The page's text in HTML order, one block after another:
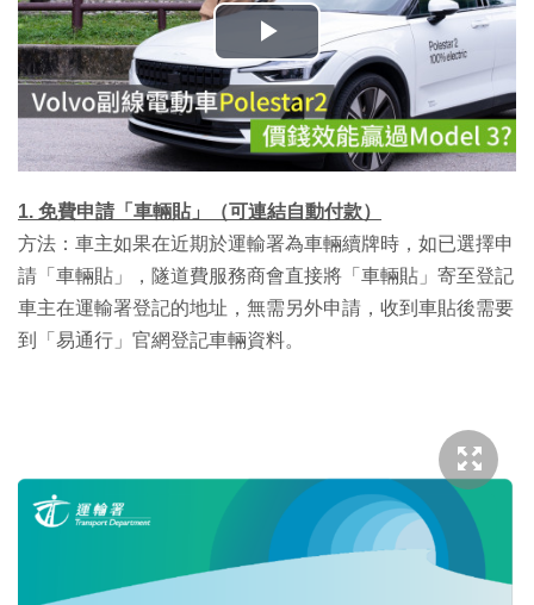
播
放
影
片
1. 免費申請「車輛貼」（可連結自動付款）
方法：車主如果在近期於運輸署為車輛續牌時，如已選擇申
請「車輛貼」，隧道費服務商會直接將「車輛貼」寄至登記
車主在運輸署登記的地址，無需另外申請，收到車貼後需要
到「易通行」官網登記車輛資料。